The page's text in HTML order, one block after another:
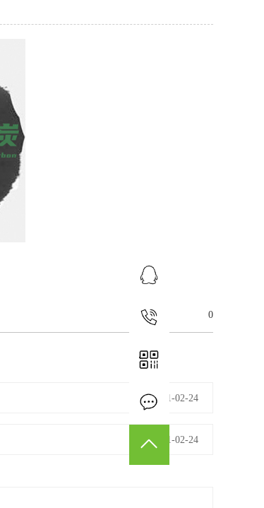
0
2021-02-24
2021-02-24
15179814032
在线留言